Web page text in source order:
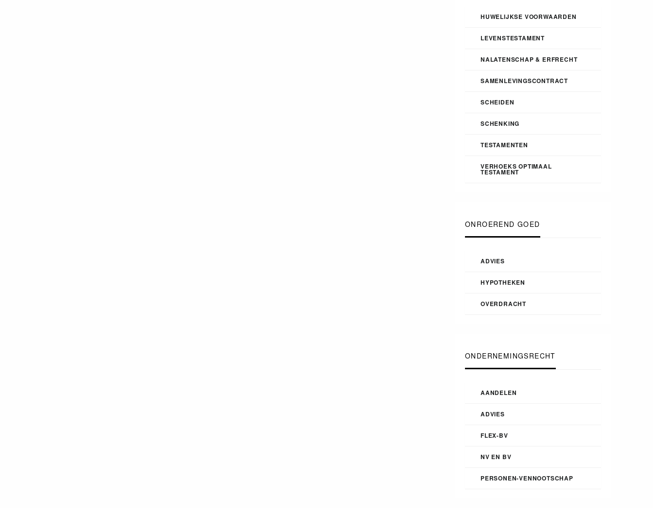
HUWELIJKSE VOORWAARDEN
LEVENSTESTAMENT
NALATENSCHAP & ERFRECHT
SAMENLEVINGSCONTRACT
SCHEIDEN
SCHENKING
TESTAMENTEN
VERHOEKS OPTIMAAL
TESTAMENT
ONROEREND GOED
ADVIES
HYPOTHEKEN
OVERDRACHT
ONDERNEMINGSRECHT
AANDELEN
ADVIES
FLEX-BV
NV EN BV
PERSONEN-VENNOOTSCHAP